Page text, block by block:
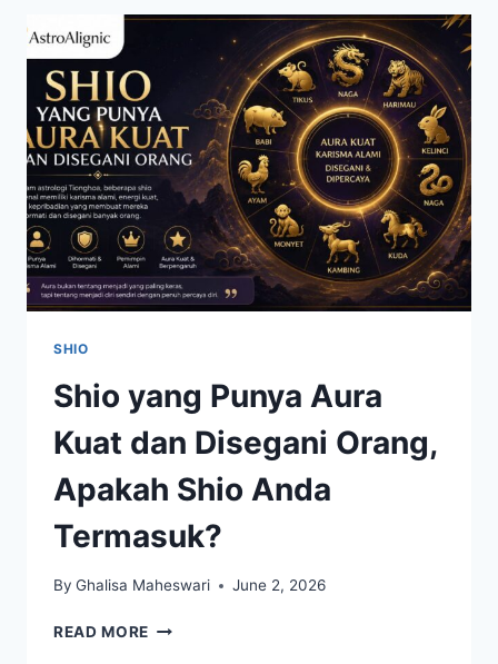
SHIO
Shio yang Punya Aura
Kuat dan Disegani Orang,
Apakah Shio Anda
Termasuk?
By Ghalisa Maheswari June 2, 2026
READ MORE SHIO